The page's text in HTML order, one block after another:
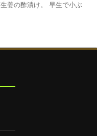
姜の酢漬け。 早生で小ぶ